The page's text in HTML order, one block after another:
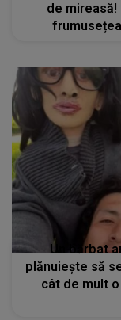
de
Un bărbat
plănuiește să
cât de mult